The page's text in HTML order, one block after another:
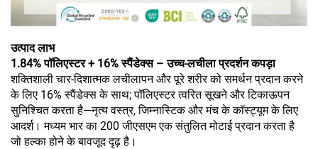
उत्पाद लाभ
1.84% पॉलिएस्टर + 16% स्पैंडेक्स – उच्च-लचीला प्रदर्शन कपड़ा
शक्तिशाली चार-दिशात्मक लचीलापन और पूरे शरीर को समर्थन प्रदान करने
के लिए 16% स्पैंडेक्स के साथ; पॉलिएस्टर त्वरित सूखने और टिकाऊपन
सुनिश्चित करता है—नृत्य वस्त्र, जिम्नास्टिक और मंच के कॉस्ट्यूम के लिए
आदर्श। मध्यम भार का 200 जीएसएम एक संतुलित मोटाई प्रदान करता है
जो हल्का होने के बावजूद दृढ़ है।